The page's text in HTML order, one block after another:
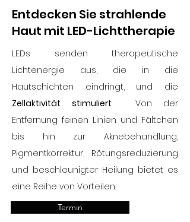
Entdecken Sie strahlende
Haut mit LED-Lichttherapie
LEDs senden therapeutische
Lichtenergie aus, die in die
Hautschichten eindringt, und die
Zellaktivität stimuliert. Von der
Entfernung feinen Linien und Fältchen
bis hin zur Aknebehandlung,
Pigmentkorrektur, Rötungsreduzierung
und beschleunigter Heilung bietet es
eine Reihe von Vorteilen.
Termin